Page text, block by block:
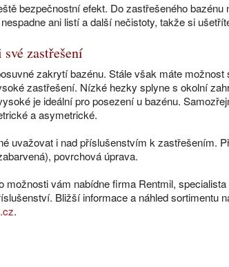
bezpečnostní efekt. Do zastřešeného
ani listí a další nečistoty, takže si
zastřešení
zakrytí bazénu. Stále však máte
zastřešení. Nízké hezky splyne s okolní
je ideální pro posezení u bazénu.
a asymetrické.
uvažovat i nad příslušenstvím k zastřešením.
povrchová úprava.
možnosti vám nabídne firma Rentmil,
Bližší informace a náhled sortimentu
.